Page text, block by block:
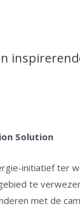
Solution
initiatief ter
te
met de